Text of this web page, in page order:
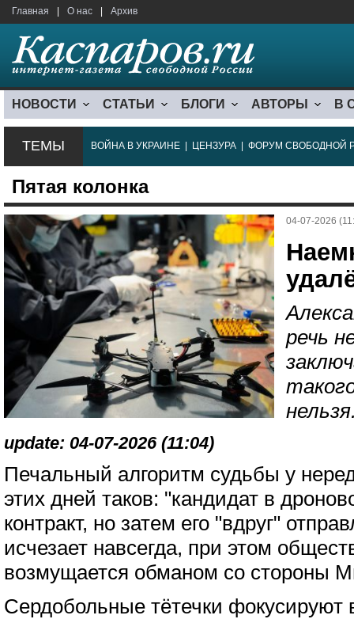
Главная О нас Архив
НОВОСТИ СТАТЬИ БЛОГИ АВТОРЫ В
ТЕМЫ ВОЙНА В УКРАИНЕ ЦЕНЗУРА ФОРУМ СВОБОДНОЙ
Пятая колонка
04-07-2026
речь
update: 04-07-2026 (11:04)
Печальный алгоритм судьбы у
этих дней таков: "кандидат в
контракт, но затем его "вдруг"
исчезает навсегда, при этом
возмущается обманом со стороны
Сердобольные тётечки фокусируют